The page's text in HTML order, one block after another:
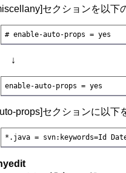
セクションを以下
# enable-auto-props = yes
enable-auto-props = yes
props]セクションに以下
*.java = svn:keywords=Id